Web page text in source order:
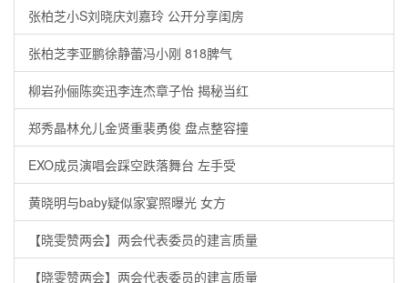
张柏芝小S刘晓庆刘嘉玲 公开分享闺房
张柏芝李亚鹏徐静蕾冯小刚 818脾气
柳岩孙俪陈奕迅李连杰章子怡 揭秘当红
郑秀晶林允儿金贤重裴勇俊 盘点整容撞
EXO成员演唱会踩空跌落舞台 左手受
黄晓明与baby疑似家宴照曝光 女方
【晓雯赞两会】两会代表委员的建言质量
【晓雯赞两会】两会代表委员的建言质量